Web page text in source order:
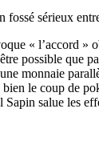
fossé sérieux
« l’accord
possible
monnaie
le coup de
salue les